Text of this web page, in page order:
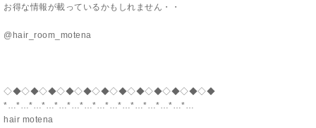
お得な情報が載っているかもしれません・・
@hair_room_motena
◇◆◇◆◇◆◇◆◇◆◇◆◇◆◇◆◇◆◇◆◇◆◇◆
*…*…*…*…*…*…*…*…*…*…*…*…*…*…*…
hair motena